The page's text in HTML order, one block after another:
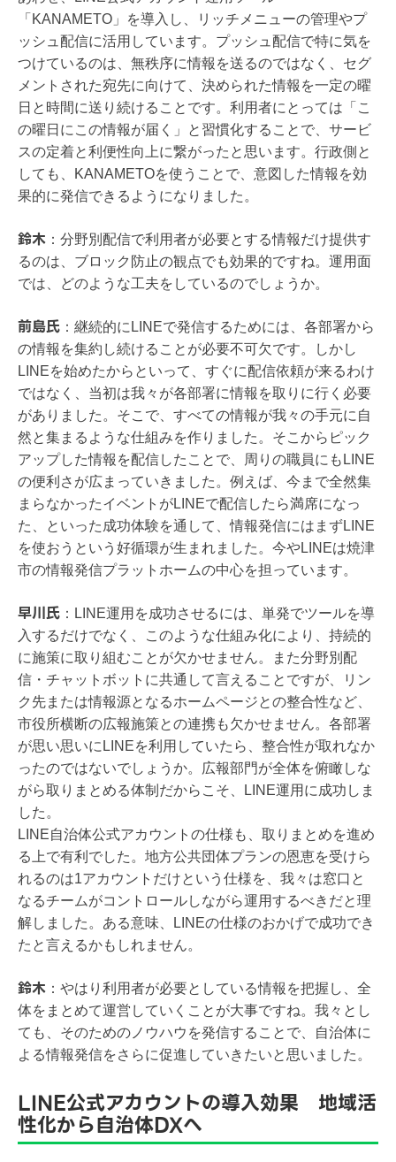
「KANAMETO」を導入し、リッチメニューの管理やプ
ッシュ配信に活用しています。プッシュ配信で特に気を
つけているのは、無秩序に情報を送るのではなく、セグ
メントされた宛先に向けて、決められた情報を一定の曜
日と時間に送り続けることです。利用者にとっては「こ
の曜日にこの情報が届く」と習慣化することで、サービ
スの定着と利便性向上に繋がったと思います。行政側と
しても、KANAMETOを使うことで、意図した情報を効
果的に発信できるようになりました。
鈴木 ： 分野別配信で利用者が必要とする情報だけ提供す
るのは、ブロック防止の観点でも効果的ですね。運用面
では、どのような工夫をしているのでしょうか。
前島氏 ： 継続的にLINEで発信するためには、各部署から
の情報を集約し続けることが必要不可欠です。しかし
LINEを始めたからといって、すぐに配信依頼が来るわけ
ではなく、当初は我々が各部署に情報を取りに行く必要
がありました。そこで、すべての情報が我々の手元に自
然と集まるような仕組みを作りました。そこからピック
アップした情報を配信したことで、周りの職員にもLINE
の便利さが広まっていきました。例えば、今まで全然集
まらなかったイベントがLINEで配信したら満席になっ
た、といった成功体験を通して、情報発信にはまずLINE
を使おうという好循環が生まれました。今やLINEは焼津
市の情報発信プラットホームの中心を担っています。
早川氏 ： LINE運用を成功させるには、単発でツールを導
入するだけでなく、このような仕組み化により、持続的
に施策に取り組むことが欠かせません。また分野別配
信・チャットボットに共通して言えることですが、リン
ク先または情報源となるホームページとの整合性など、
市役所横断の広報施策との連携も欠かせません。各部署
が思い思いにLINEを利用していたら、整合性が取れなか
ったのではないでしょうか。広報部門が全体を俯瞰しな
がら取りまとめる体制だからこそ、LINE運用に成功しま
した。
LINE自治体公式アカウントの仕様も、取りまとめを進め
る上で有利でした。地方公共団体プランの恩恵を受けら
れるのは1アカウントだけという仕様を、我々は窓口と
なるチームがコントロールしながら運用するべきだと理
解しました。ある意味、LINEの仕様のおかげで成功でき
たと言えるかもしれません。
鈴木 ： やはり利用者が必要としている情報を把握し、全
体をまとめて運営していくことが大事ですね。我々とし
ても、そのためのノウハウを発信することで、自治体に
よる情報発信をさらに促進していきたいと思いました。
LINE公式アカウントの導入効果 地域活
性化から自治体DXへ